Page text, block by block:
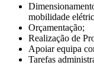
mobilidade
Orçamentação;
Realização de
Apoiar equipa
Tarefas